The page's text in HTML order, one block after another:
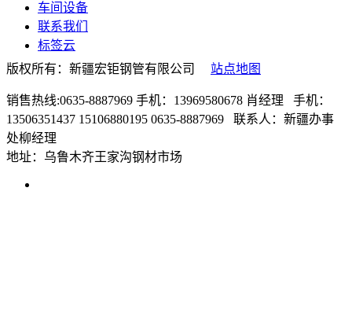
车间设备
联系我们
标签云
版权所有：新疆宏钜钢管有限公司
站点地图
销售热线:0635-8887969 手机：13969580678 肖经理 手机：
13506351437 15106880195 0635-8887969 联系人：新疆办事
处柳经理
地址：乌鲁木齐王家沟钢材市场